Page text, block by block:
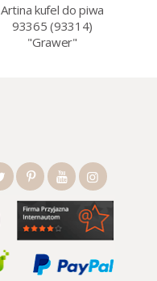
Artina kufel do piwa
93365 (93314)
"Grawer"